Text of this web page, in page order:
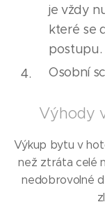
je vždy
které se
postupu.
Osobní
Výhody
Výkup bytu v
než ztráta celé
nedobrovolné